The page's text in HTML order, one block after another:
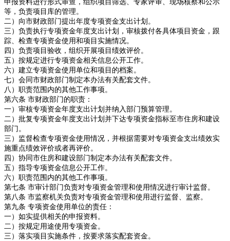
申报资料进行形式审查，组织项目筛选、专家评审、现场核察和公示
等，负责项目库的管理。
二）向市财政部门提出年度专项资金支出计划。
三）负责执行专项资金年度支出计划，审核拨付各具体项目资金，跟
踪、检查专项资金使用和项目实施情况。
四）负责项目验收，组织开展项目绩效评价。
五）按规定进行专项资金相关信息公开工作。
六）建立专项资金使用单位和项目的档案。
七）会同市财政部门制定本办法有关配套文件。
八）职责范围内的其他工作事项。
第六条 市财政部门的职责：
一）审核专项资金年度支出计划并纳入部门预算管理。
二）批复专项资金年度支出计划并下达专项资金指标至市住房和建设
部门。
三）监督检查专项资金使用情况，并根据需要对专项资金支出绩效实
施重点绩效评价或者再评价。
四）协同市住房和建设部门制定本办法有关配套文件。
五）指导专项资金信息公开工作。
六）职责范围内的其他工作事项。
第七条 市审计部门负责对专项资金管理和使用情况进行审计监督。
第八条 市监察机关负责对专项资金管理和使用进行监督、监察。
第九条 专项资金使用单位的责任：
一）如实提供相关的申报资料。
二）按规定用途使用专项资金。
三）落实项目实施条件，按要求落实配套资金。